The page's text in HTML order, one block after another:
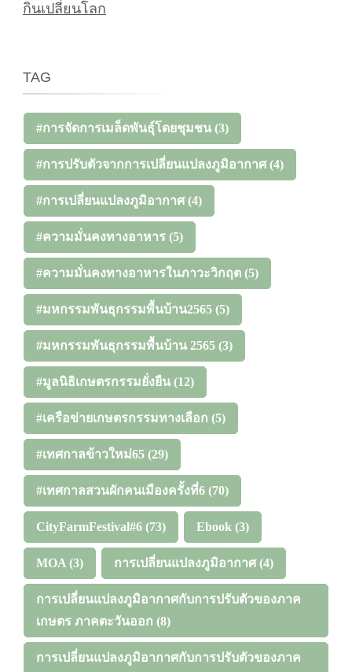
กินเปลี่ยนโลก
TAG
#การจัดการเมล็ดพันธุ์โดยชุมชน (3)
#การปรับตัวจากการเปลี่ยนแปลงภูมิอากาศ(4)
#การเปลี่ยนแปลงภูมิอากาศ(4)
#ความมั่นคงทางอาหาร (5)
#ความมั่นคงทางอาหารในภาวะวิกฤต (5)
#มหกรรมพันธุกรรมพื้นบ้าน2565 (5)
#มหกรรมพันธุกรรมพื้นบ้าน 2565 (3)
#มูลนิธิเกษตรกรรมยั่งยืน (12)
#เครือข่ายเกษตรกรรมทางเลือก (5)
#เทศกาลข้าวใหม่65 (29)
#เทศกาลสวนผักคนเมืองครั้งที่6 (70)
CityFarmFestival#6 (73) Ebook (3)
MOA (3) การเปลี่ยนแปลงภูมิอากาศ(4)
การเปลี่ยนแปลงภูมิอากาศกับการปรับตัวของภาค
เกษตร ภาคตะวันออก (8)
การเปลี่ยนแปลงภูมิอากาศกับการปรับตัวของภาค